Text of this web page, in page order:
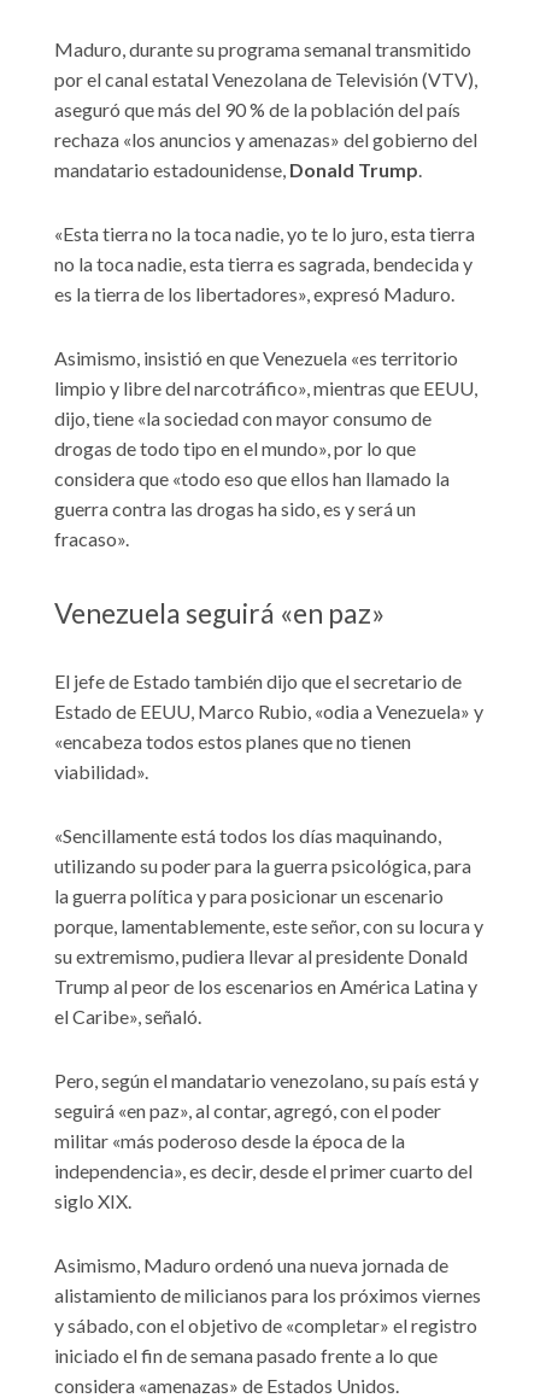
Maduro, durante su programa semanal transmitido
por el canal estatal Venezolana de Televisión (VTV),
aseguró que más del 90 % de la población del país
rechaza «los anuncios y amenazas» del gobierno del
mandatario estadounidense, Donald Trump
«Esta tierra no la toca nadie, yo te lo juro, esta tierra
no la toca nadie, esta tierra es sagrada, bendecida y
es la tierra de los libertadores», expresó Maduro.
Asimismo, insistió en que Venezuela «es territorio
limpio y libre del narcotráfico», mientras que EEUU,
dijo, tiene «la sociedad con mayor consumo de
drogas de todo tipo en el mundo», por lo que
considera que «todo eso que ellos han llamado la
guerra contra las drogas ha sido, es y será un
fracaso».
Venezuela seguirá «en paz»
El jefe de Estado también dijo que el secretario de
Estado de EEUU, Marco Rubio, «odia a Venezuela» y
«encabeza todos estos planes que no tienen
viabilidad».
«Sencillamente está todos los días maquinando,
utilizando su poder para la guerra psicológica, para
la guerra política y para posicionar un escenario
porque, lamentablemente, este señor, con su locura y
su extremismo, pudiera llevar al presidente Donald
Trump al peor de los escenarios en América Latina y
el Caribe», señaló.
Pero, según el mandatario venezolano, su país está y
seguirá «en paz», al contar, agregó, con el poder
militar «más poderoso desde la época de la
independencia», es decir, desde el primer cuarto del
siglo XIX.
Asimismo, Maduro ordenó una nueva jornada de
alistamiento de milicianos para los próximos viernes
y sábado, con el objetivo de «completar» el registro
iniciado el fin de semana pasado frente a lo que
considera «amenazas» de Estados Unidos.